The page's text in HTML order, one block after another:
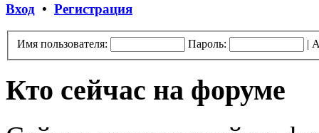
Вход • Регистрация
Имя пользователя: Пароль: |
Кто сейчас на форуме